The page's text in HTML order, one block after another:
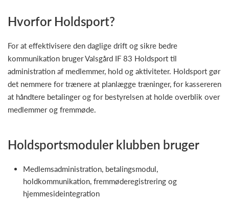
Hvorfor Holdsport?
For at effektivisere den daglige drift og sikre bedre
kommunikation bruger Valsgård IF 83 Holdsport til
administration af medlemmer, hold og aktiviteter. Holdsport gør
det nemmere for trænere at planlægge træninger, for kassereren
at håndtere betalinger og for bestyrelsen at holde overblik over
medlemmer og fremmøde.
Holdsportsmoduler klubben bruger
Medlemsadministration, betalingsmodul,
holdkommunikation, fremmøderegistrering og
hjemmesideintegration